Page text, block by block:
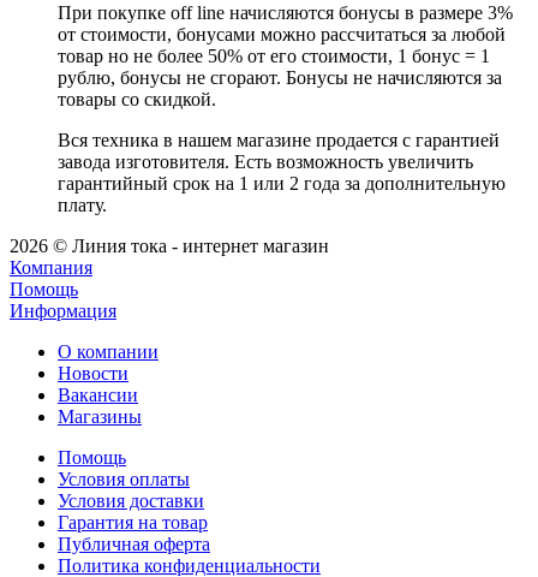
При покупке off line начисляются бонусы в размере 3%
от стоимости, бонусами можно рассчитаться за любой
товар но не более 50% от его стоимости, 1 бонус = 1
рублю, бонусы не сгорают. Бонусы не начисляются за
товары со скидкой.
Вся техника в нашем магазине продается с гарантией
завода изготовителя. Есть возможность увеличить
гарантийный срок на 1 или 2 года за дополнительную
плату.
2026 © Линия тока - интернет магазин
Компания
Помощь
Информация
О компании
Новости
Вакансии
Магазины
Помощь
Условия оплаты
Условия доставки
Гарантия на товар
Публичная оферта
Политика конфиденциальности